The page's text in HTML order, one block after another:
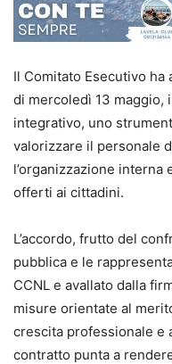
Il Comitato Esecutivo
di mercoledì 13 maggio,
integrativo, uno
valorizzare il personale
l’organizzazione
offerti ai cittadini.
L’accordo, frutto del
pubblica e le
CCNL e avallato dalla
misure orientate al
crescita professionale e
contratto punta a